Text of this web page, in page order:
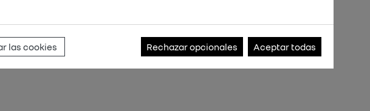
las cookies Rechazar opcionales Aceptar todas